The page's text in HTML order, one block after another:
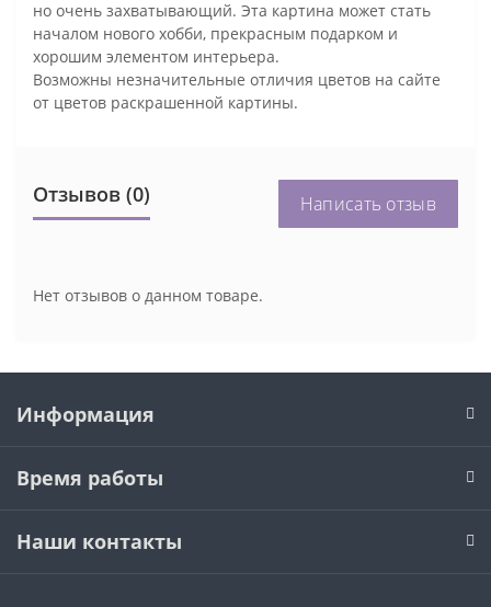
но очень захватывающий. Эта картина может стать
началом нового хобби, прекрасным подарком и
хорошим элементом интерьера.
Возможны незначительные отличия цветов на сайте
от цветов раскрашенной картины.
Отзывов (0) Написать отзыв
Нет отзывов о данном товаре.
Информация
Время работы
Наши контакты